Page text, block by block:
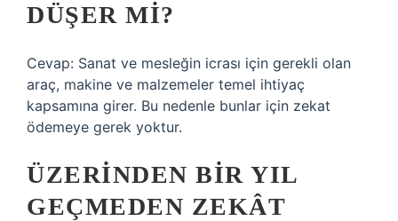
DÜŞER MI?
Cevap: Sanat ve mesleğin icrası için gerekli olan
araç, makine ve malzemeler temel ihtiyaç
kapsamına girer. Bu nedenle bunlar için zekat
ödemeye gerek yoktur.
ÜZERINDEN BIR YIL
GEÇMEDEN ZEKÂT